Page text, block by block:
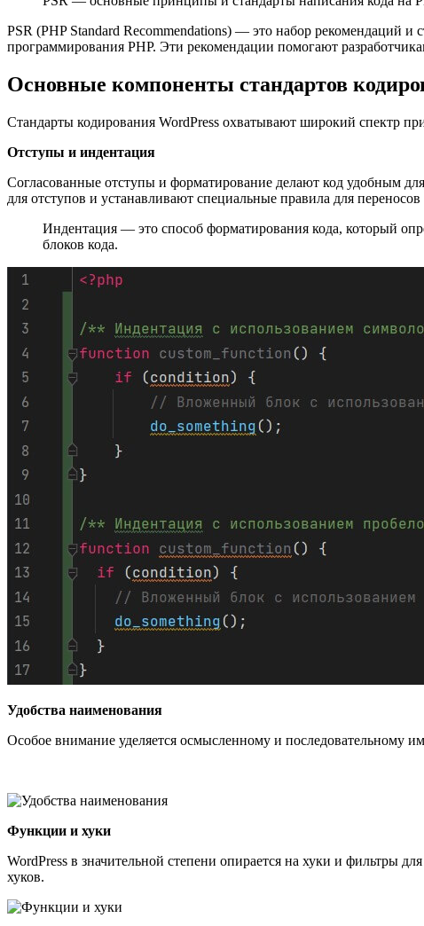
PSR (PHP Standard Recommendations) — это набор рекомендаций и
программирования PHP. Эти рекомендации помогают
Основные компоненты стандартов
Стандарты кодирования WordPress охватывают широкий спектр
Отступы и индентация
Согласованные отступы и форматирование делают код удобным
для отступов и устанавливают специальные правила для
Индентация — это способ форматирования кода, который
блоков кода.
Удобства наименования
Особое внимание уделяется осмысленному и последовательному
Функции и хуки
WordPress в значительной степени опирается на хуки и фильтры
хуков.